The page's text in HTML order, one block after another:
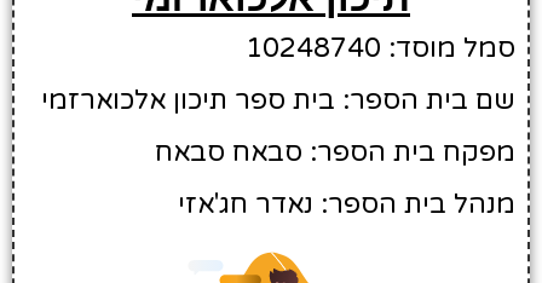
סמל מוסד: 10248740
שם בית הספר: בית ספר תיכון אלכוארזמי
מפקח בית הספר: סבאח סבאח
מנהל בית הספר: נאדר חג'אזי